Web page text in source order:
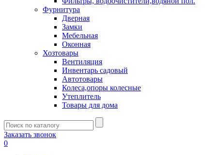
Фурнитура
Дверная
Замки
Мебельная
Оконная
Хозтовары
Вентиляция
Инвентарь садовый
Автотовары
Колеса,опоры колесные
Утеплитель
Товары для дома
Заказать звонок
0